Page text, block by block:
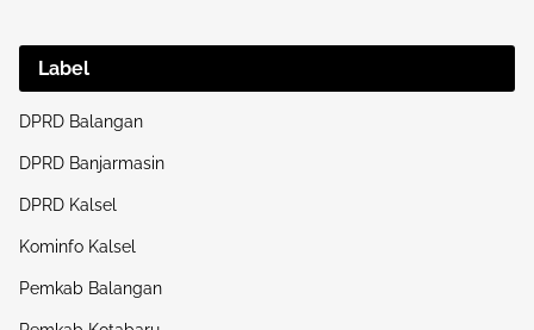
Label
DPRD Balangan
DPRD Banjarmasin
DPRD Kalsel
Kominfo Kalsel
Pemkab Balangan